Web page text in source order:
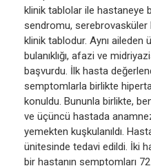
klinik tablolar ile hastaneye
sendromu, serebrovasküler
klinik tablodur. Aynı
bulanıklığı, afazi ve
başvurdu. İlk hasta
semptomlarla birlikte
konuldu. Bununla birlikte,
ve üçüncü hastada
yemekten kuşkulanıldı.
ünitesinde tedavi edildi. İki
bir hastanın semptomları